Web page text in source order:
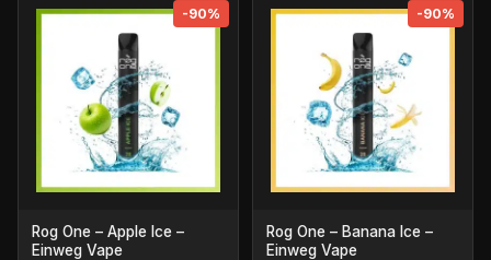
-90%
Rog One – Apple Ice –
Einweg Vape
-90%
Rog One – Banana Ice –
Einweg Vape